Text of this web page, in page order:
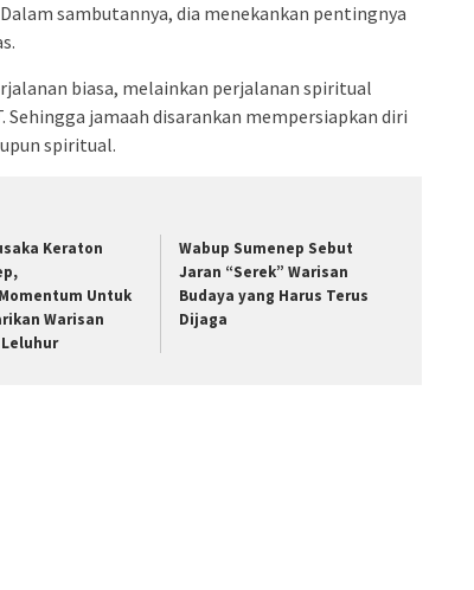
sambutannya, dia menekankan pentingnya
biasa, melainkan perjalanan spiritual
Sehingga jamaah disarankan mempersiapkan diri
spiritual.
Keraton
Untuk
Warisan
Wabup Sumenep Sebut
Jaran “Serek” Warisan
Budaya yang Harus Terus
Dijaga